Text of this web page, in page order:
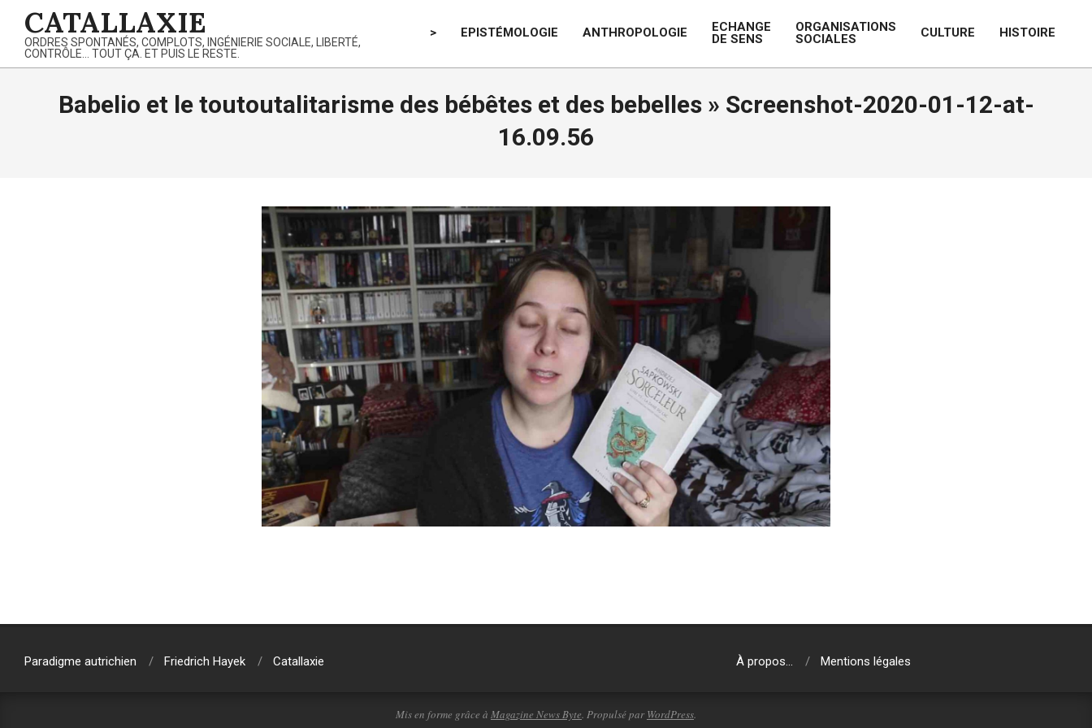
content
CATALLAXIE
ORDRES SPONTANÉS, COMPLOTS, INGÉNIERIE SOCIALE, LIBERTÉ,
CONTRÔLE… TOUT ÇA. ET PUIS LE RESTE.
> EPISTÉMOLOGIE ANTHROPOLOGIE
ECHANGE
DE SENS
ORGANISATIONS
SOCIALES
CULTURE HISTOIRE
Babelio et le toutoutalitarisme des bébêtes et des bebelles » Screenshot-2020-01-12-at-
16.09.56
Paradigme autrichien
Friedrich Hayek Catallaxie À propos… Mentions légales
Mis en forme grâce à Magazine News Byte. Propulsé par WordPress.